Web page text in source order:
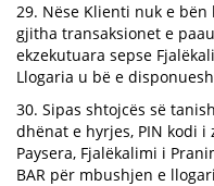
29. Nëse Klienti nuk e
gjitha transaksionet e
ekzekutuara sepse
Llogaria u bë e
30. Sipas shtojcës së
dhënat e hyrjes, PIN kodi
Paysera, Fjalëkalimi i
BAR për mbushjen e